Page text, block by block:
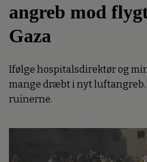
angreb mod
Gaza
Ifølge hospitalsdirektør og
mange dræbt i nyt
ruinerne.